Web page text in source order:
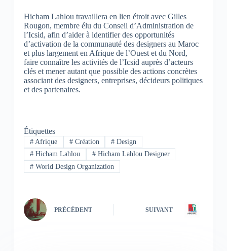
Hicham Lahlou travaillera en lien étroit avec Gilles
Rougon, membre élu du Conseil d’Administration de
l’Icsid, afin d’aider à identifier des opportunités
d’activation de la communauté des designers au Maroc
et plus largement en Afrique de l’Ouest et du Nord,
faire connaître les activités de l’Icsid auprès d’acteurs
clés et mener autant que possible des actions concrètes
associant des designers, entreprises, décideurs politiques
et des partenaires.
Étiquettes
#Afrique #Création # Design
#Hicham Lahlou #Hicham Lahlou Designer
#World Design Organization
PRÉCÉDENT SUIVANT